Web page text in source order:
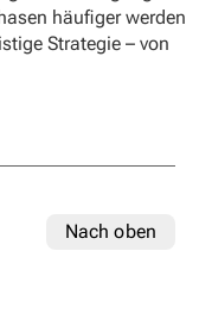
häufiger werden
Strategie – von
Nach oben